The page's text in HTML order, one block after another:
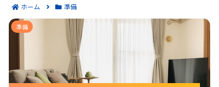
ホーム 準備
引っ越しの立会いに間に合わない時の対処法｜急な遅
刻やトラブルも安心！スムーズな引き渡しの秘訣
準備